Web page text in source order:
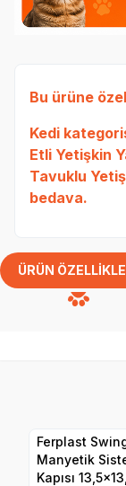
Bu ürüne
Kedi
Etli Yetişkin
Tavuklu
bedava.
ÜRÜN
Ferplast
Manyetik
Kapısı